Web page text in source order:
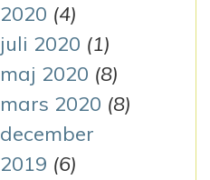
2020 (4)
juli 2020 (1)
maj 2020 (8)
mars 2020 (8)
december
2019 (6)